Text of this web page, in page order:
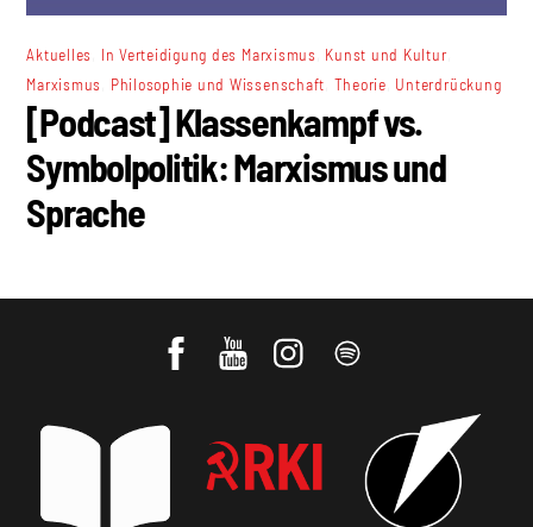
Aktuelles In Verteidigung des Marxismus Kunst und Kultur
Marxismus Philosophie und Wissenschaft Theorie Unterdrückung
[Podcast] Klassenkampf vs.
Symbolpolitik: Marxismus und
Sprache